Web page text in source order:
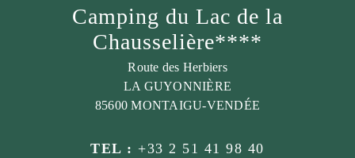
Camping du Lac de la
Chausselière****
Route des Herbiers
LA GUYONNIÈRE
85600 MONTAIGU-VENDÉE
TEL : +33 2 51 41 98 40